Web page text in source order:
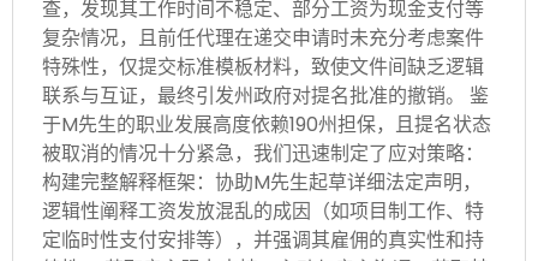
查，发现其工作时间不稳定、部分工资为现金支付等
复杂情况，且前任代理在递交申请时未充分考虑案件
特殊性，仅提交标准模板材料，致使文件间缺乏逻辑
联系与互证，最终引发州政府对提名批准的撤销。 鉴
于M先生的职业发展高度依赖190州担保，且提名状态
被取消的情况十分紧急，我们迅速制定了应对策略：
构建完整解释框架：协助M先生起草详细法定声明，
逻辑性阐释工资发放混乱的成因（如项目制工作、特
定临时性支付安排等），并强调其雇佣的真实性和持